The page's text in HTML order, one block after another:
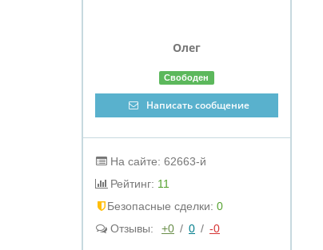
Олег
Свободен
Написать сообщение
На сайте: 62663-й
Рейтинг: 11
Бeзопасные сделки: 0
Отзывы:
+0 / 0 / -0